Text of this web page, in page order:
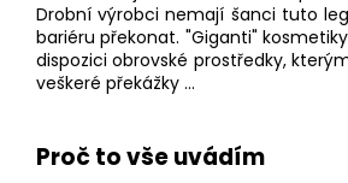
Drobní výrobci nemají šanci tuto
bariéru překonat. "Giganti"
dispozici obrovské prostředky,
veškeré překážky ...
Proč to vše uvádím